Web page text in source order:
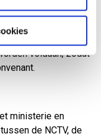
toelichting op de
de
voldaan, zodat
ministerie en
de NCTV, de